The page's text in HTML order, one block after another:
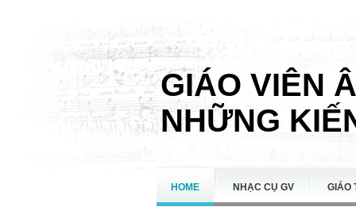
GIÁO VIÊN
NHỮNG
HOME NHẠC CỤ GV GIÁO